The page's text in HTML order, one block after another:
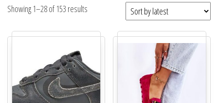
Showing 1–28 of 153 results